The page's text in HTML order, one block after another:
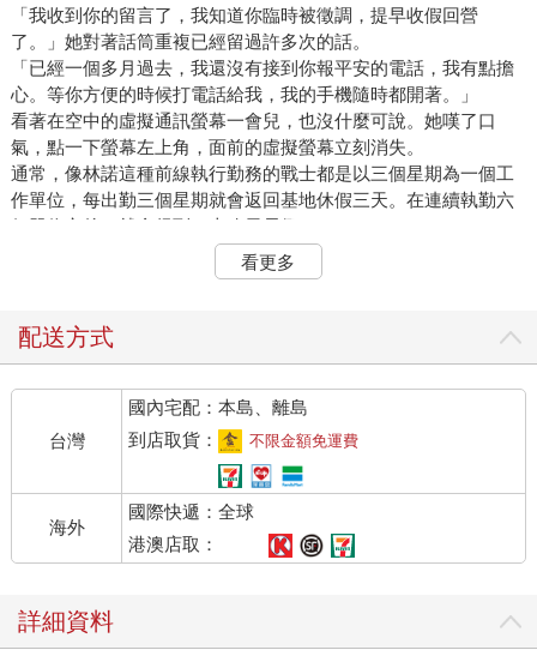
「我收到你的留言了，我知道你臨時被徵調，提早收假回營
了。」她對著話筒重複已經留過許多次的話。
「已經一個多月過去，我還沒有接到你報平安的電話，我有點擔
心。等你方便的時候打電話給我，我的手機隨時都開著。」
看著在空中的虛擬通訊螢幕一會兒，也沒什麼可說。她嘆了口
氣，點一下螢幕左上角，面前的虛擬螢幕立刻消失。
通常，像林諾這種前線執行勤務的戰士都是以三個星期為一個工
作單位，每出勤三個星期就會返回基地休假三天。在連續執勤六
個單位之後，就會得到二十八天長假。
林諾這次才回國不到十天，就被臨時徵調回去了，這種狀況雖然
到基地都會打電
然而一個多月過去了，她卻沒有接到任何他報平安的電話。
她唯一接到的，是一個月前他收假回部隊之前留在她答錄機上的
留言：「嗨，剛才部隊有事徵召，我得提前收假回去了。抱歉這
次來不及跟妳吃飯，等我一有空就打電話給妳，欠妳的那頓飯下
次回來再補，Bye。」
葛芮絲無法不在意。「林諾已經是個大男人了，他知道如何照顧
自己。」她不斷提醒自己。她弟弟不僅僅是個職業軍人，更是個
海豹（SEAL）；不僅僅是個海豹，更是「海豹第六隊」成員。
字：「美國海軍
特種作戰部隊」、「全球反恐特戰小組」、「海軍反恐精英部
看更多
配送方式
台灣
國內宅配：本島、離島
到店取貨：
不限金額免運費
海外
國際快遞：全球
港澳店取：
詳細資料